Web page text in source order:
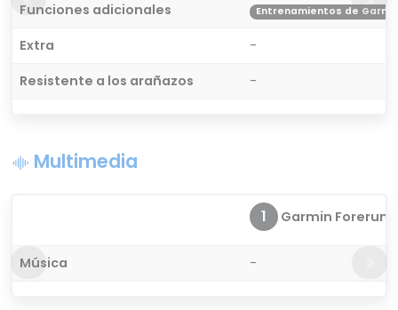
Funciones adicionales
Entrenamientos de
Extra
-
Resistente a los arañazos
-
Multimedia
1 Garmin
Música -